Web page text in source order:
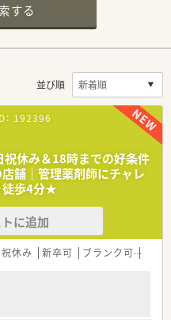
する
並び順
192396
休み＆18時までの好条件
舗｜管理薬剤師にチャレ
徒歩4分★
に追加
休み 新卒可 ブランク可